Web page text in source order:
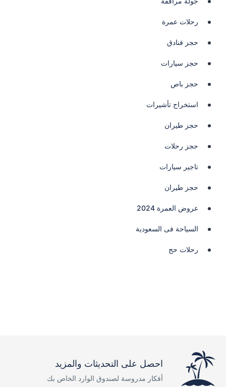
رحلات عمرة
حجز فنادق
حجز سيارات
حجز باص
استخراج تأشيرات
حجز طيران
حجز رحلات
تاجير سيارات
حجز طيران
عروض العمرة 2024
السياحة فى السعودية
رحلات حج
احصل على التحديثات والمزيد
أفكار مدروسة لصندوق الوارد الخاص بك